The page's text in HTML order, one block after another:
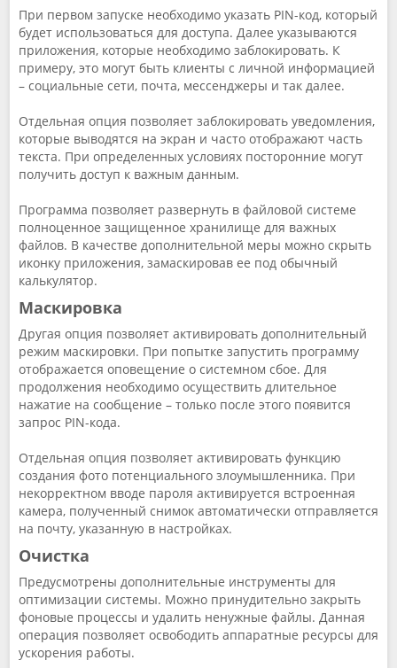
При первом запуске необходимо указать PIN-код, который
будет использоваться для доступа. Далее указываются
приложения, которые необходимо заблокировать. К
примеру, это могут быть клиенты с личной информацией
– социальные сети, почта, мессенджеры и так далее.
Отдельная опция позволяет заблокировать уведомления,
которые выводятся на экран и часто отображают часть
текста. При определенных условиях посторонние могут
получить доступ к важным данным.
Программа позволяет развернуть в файловой системе
полноценное защищенное хранилище для важных
файлов. В качестве дополнительной меры можно скрыть
иконку приложения, замаскировав ее под обычный
калькулятор.
Маскировка
Другая опция позволяет активировать дополнительный
режим маскировки. При попытке запустить программу
отображается оповещение о системном сбое. Для
продолжения необходимо осуществить длительное
нажатие на сообщение – только после этого появится
запрос PIN-кода.
Отдельная опция позволяет активировать функцию
создания фото потенциального злоумышленника. При
некорректном вводе пароля активируется встроенная
камера, полученный снимок автоматически отправляется
на почту, указанную в настройках.
Очистка
Предусмотрены дополнительные инструменты для
оптимизации системы. Можно принудительно закрыть
фоновые процессы и удалить ненужные файлы. Данная
операция позволяет освободить аппаратные ресурсы для
ускорения работы.